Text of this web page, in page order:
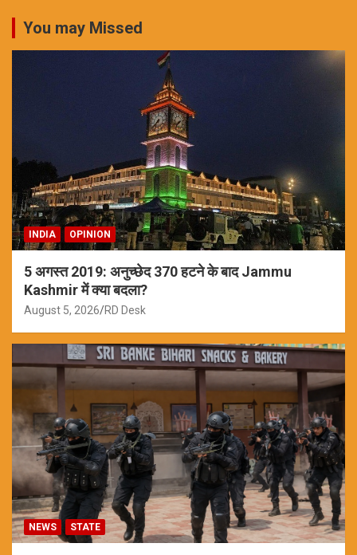
You may Missed
INDIA OPINION
5 अगस्त 2019: अनुच्छेद 370 हटने के बाद Jammu
Kashmir में क्या बदला?
August 5, 2026 RD Desk
NEWS STATE